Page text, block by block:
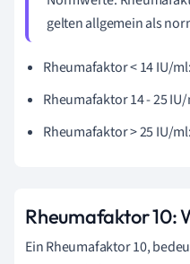
gelten allgemein als
Rheumafaktor < 14 IU/
Rheumafaktor 14 - 25
Rheumafaktor > 25 IU/
Rheumafaktor 10:
Ein Rheumafaktor 10,